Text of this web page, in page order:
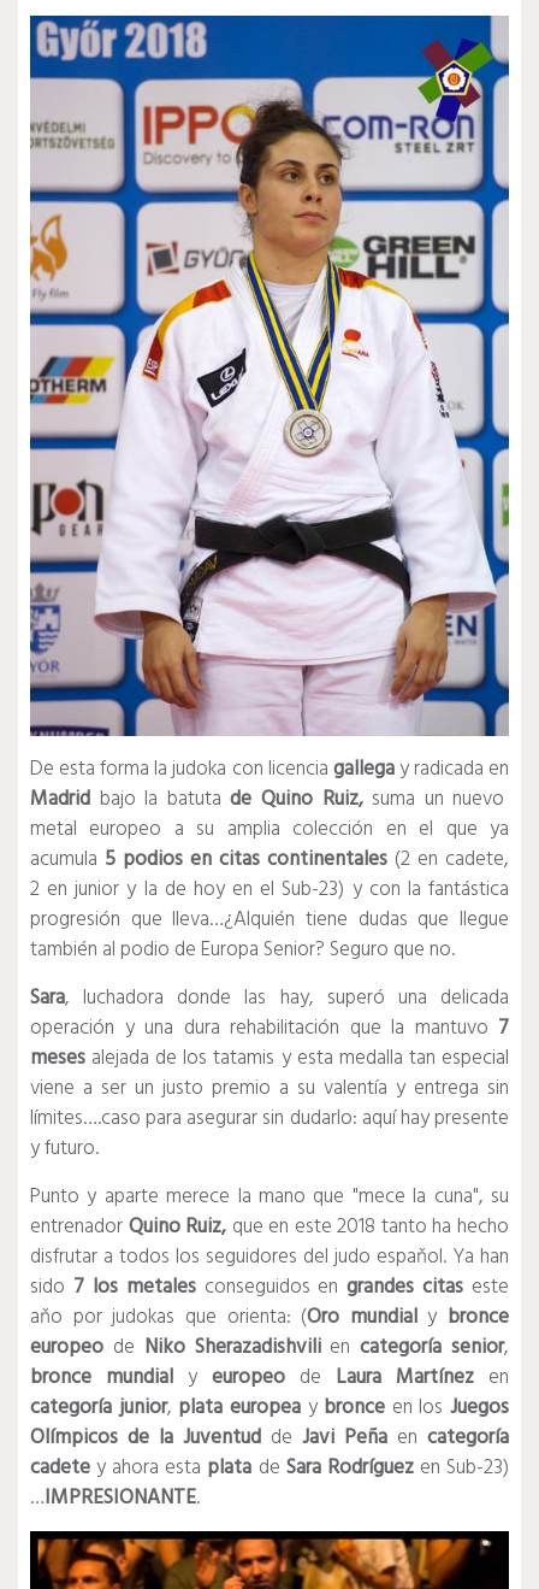
De esta forma la judoka con licenciagallegay radicada en
Madrid bajo la batutade Quino Ruiz, suma un nuevo
metal europeo a su amplia colección en el que ya
acumula 5 podios en citas continentales (2 en cadete,
2 en junior y la de hoy en el Sub-23) y con la fantástica
progresión que lleva…¿Alquién tiene dudas que llegue
también al podio de Europa Senior? Seguro que no.
Sara, luchadora donde las hay, superó una delicada
operación y una dura rehabilitación que la mantuvo 7
meses alejada de los tatamis y esta medalla tan especial
viene a ser un justo premio a su valentía y entrega sin
límites….caso para asegurar sin dudarlo: aquí hay presente
y futuro.
Punto y aparte merece la mano que "mece la cuna", su
entrenadorQuino Ruiz, que en este 2018 tanto ha hecho
disfrutar a todos los seguidores del judo espaňol. Ya han
sido 7 los metalesconseguidos engrandes citas este
aňo por judokas que orienta: (Oro mundialy bronce
europeo de Niko Sherazadishviliencategoría senior,
bronce mundial y europeo de Laura Martínez en
categoría junior, plata europeay bronce en los Juegos
Olímpicos de la Juventud de Javi Peña en categoría
cadetey ahora esta plata de Sara Rodríguezen Sub-23)
…IMPRESIONANTE.